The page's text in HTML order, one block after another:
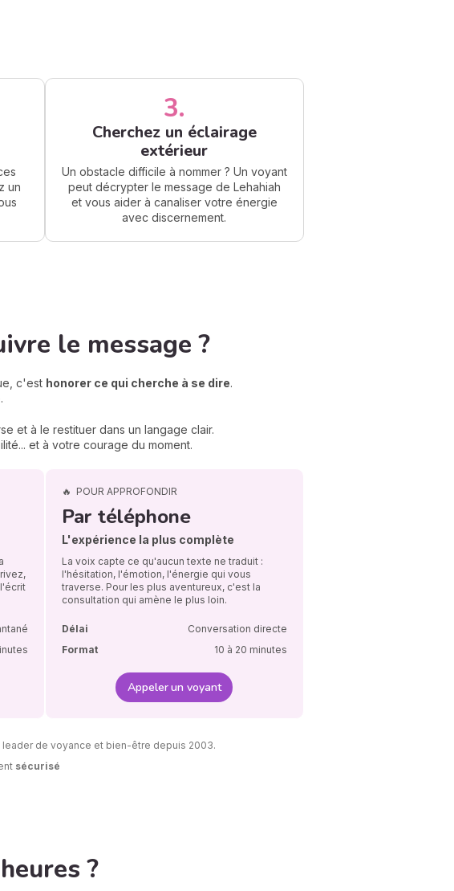
un
3.
Cherchez un éclairage
extérieur
Un obstacle difficile à nommer ? Un voyant
peut décrypter le message de Lehahiah
et vous aider à canaliser votre énergie
avec discernement.
le message ?
c'est honorer ce qui cherche à se dire.
et à le restituer dans un langage clair.
et à votre courage du moment.
🔥 POUR APPROFONDIR
Par téléphone
L'expérience la plus complète
La voix capte ce qu'aucun texte ne traduit :
l'hésitation, l'émotion, l'énergie qui vous
traverse. Pour les plus aventureux, c'est la
consultation qui amène le plus loin.
Délai
Conversation directe
Format
10 à 20 minutes
Appeler un voyant
leader de voyance et bien-être depuis 2003.
sécurisé
?